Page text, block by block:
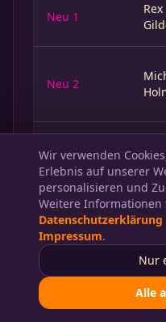
Wir verwenden
Erlebnis auf unserer
personalisieren und
Weitere
Datenschutzerklärung
Impressum.
Nur
Alle
Neu 1
Rex
Neu 2
Neu 3
Neu 4
Neu 5